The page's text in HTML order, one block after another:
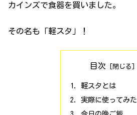
カインズで食器を買いました。
その名も「軽スタ」！
目次
軽スタとは
実際に使ってみた